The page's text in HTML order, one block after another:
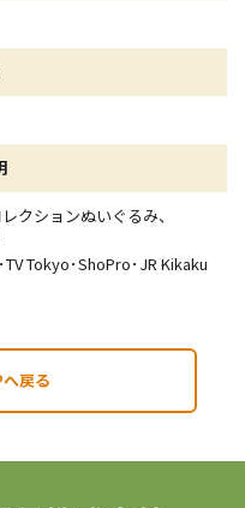
クションぬいぐるみ、
Tokyo･ShoPro･JR Kikaku
戻る